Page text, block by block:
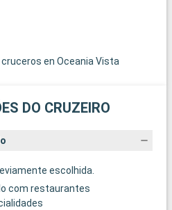
en Oceania Vista
DO CRUZEIRO
escolhida.
com restaurantes